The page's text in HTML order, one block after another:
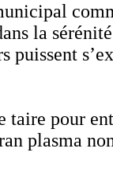
la
puissent
taire pour
plasma